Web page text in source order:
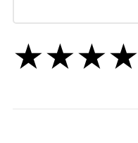
★
★★
★★★
★★★★
★★★★